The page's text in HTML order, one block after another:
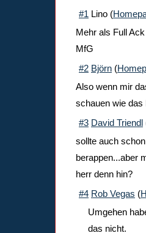
#1 Lino (
Mehr als Full
MfG
#2 Björn (
Also wenn mir
schauen wie
#3 David Triendl
sollte auch
berappen...aber
herr denn hin?
#4 Rob Vegas (
Umgehen
das nicht.